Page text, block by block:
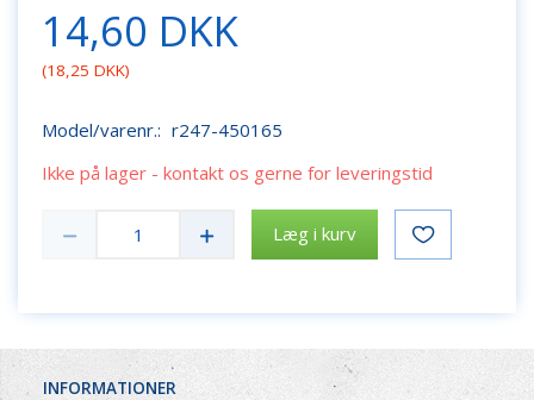
14,60 DKK
(18,25 DKK)
Model/varenr.: r247-450165
Ikke på lager - kontakt os gerne for leveringstid
Læg i kurv
INFORMATIONER